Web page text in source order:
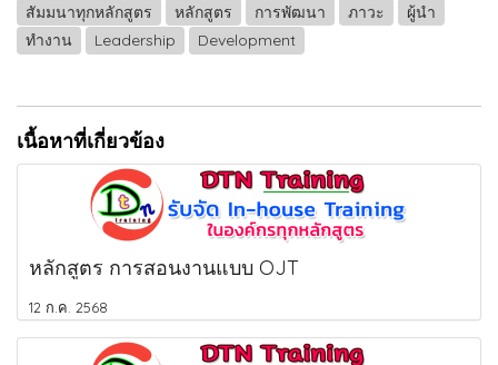
สัมมนาทุกหลักสูตร
หลักสูตร การพัฒนา ภาวะ
ผู้นำ
ทำงาน
Leadership Development
เนื้อหาที่เกี่ยวข้อง
หลักสูตร การสอนงานแบบ OJT
12 ก.ค. 2568